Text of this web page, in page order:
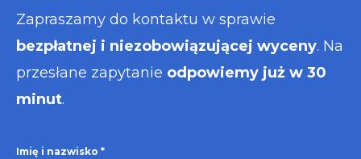
Zapraszamy do kontaktu w sprawie
bezpłatnej i niezobowiązującej wyceny. Na
przesłane zapytanie odpowiemy już w 30
minut.
Imię i nazwisko *